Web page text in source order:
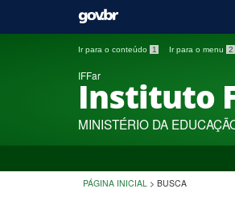
Ir para o conteúdo 1 Ir para o menu 2
IFFar
Instituto
MINISTÉRIO DA
PÁGINA INICIAL > BUSCA